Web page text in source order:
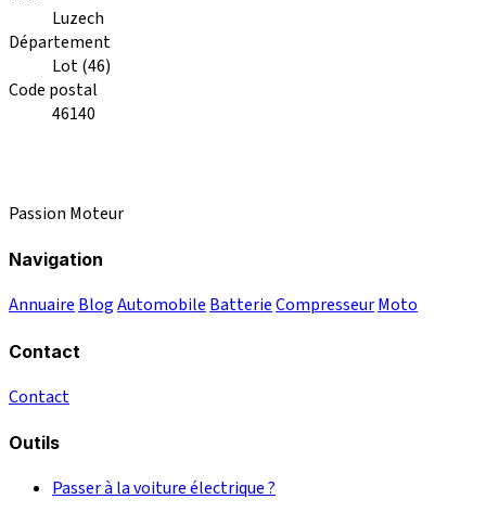
Luzech
Département
Lot (46)
Code postal
46140
Passion Moteur
Navigation
Annuaire BlogAutomobile BatterieCompresseurMoto
Contact
Contact
Outils
Passer à la voiture électrique ?